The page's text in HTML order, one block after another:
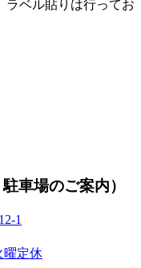
ベル貼りは行ってお
車場のご案内）
1
曜定休